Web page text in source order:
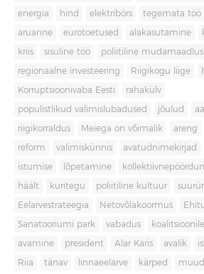
energia hind elektribörs tegemata töö
aruanne eurotoetused alakasutamine
kriis sisuline töö poliitiline mudamaadlus
regionaalne investeering Riigikogu liige
Korruptsioonivaba Eesti rahakülv
populistlikud valimislubadused jõulud
riigikorraldus Meiega on võimalik areng
reform valimiskünnis avatudnimekirjad
istumise lõpetamine
häält kuritegu poliitiline kultuur
Eelarvestrateegia Netovõlakoormus
Sanatooriumi park vabadus
avamine president Alar Karis avalik
Riia tänav linnaeelarve kärped